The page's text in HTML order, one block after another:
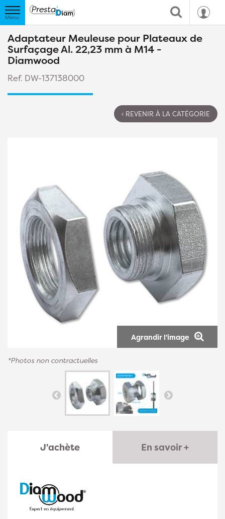
Adaptateur Meuleuse pour Plateaux de
Surfaçage Al. 22,23 mm à M14 -
Diamwood
Ref. DW-137138000
‹ REVENIR À LA CATÉGORIE
Agrandir l'image
*Photos non contractuelles
J'achète En savoir +